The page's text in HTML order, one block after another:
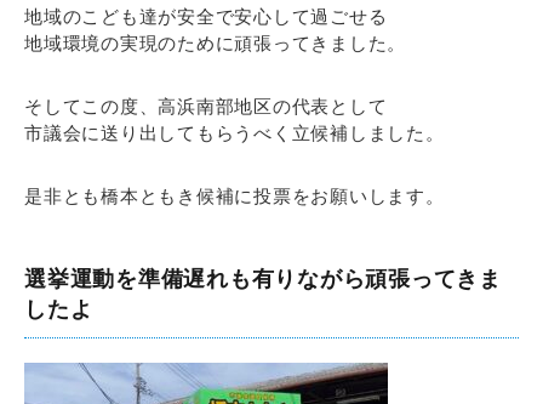
地域のこども達が安全で安心して過ごせる
地域環境の実現のために頑張ってきました。
そしてこの度、高浜南部地区の代表として
市議会に送り出してもらうべく立候補しました。
是非とも橋本ともき候補に投票をお願いします。
選挙運動を準備遅れも有りながら頑張ってきま
したよ